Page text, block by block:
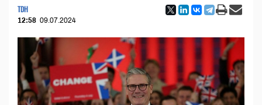
TDH
12:58 09.07.2024